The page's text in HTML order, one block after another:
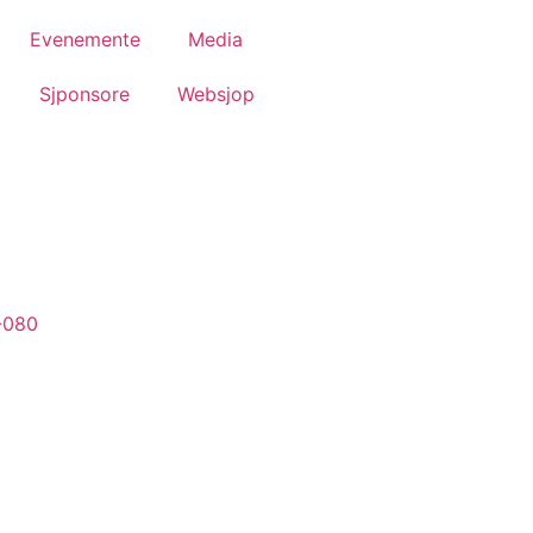
Evenemente Media
Sjponsore Websjop